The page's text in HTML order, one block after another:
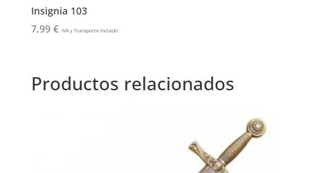
Insignia 103
7,99 € IVA y Transporte Incluido
Productos relacionados